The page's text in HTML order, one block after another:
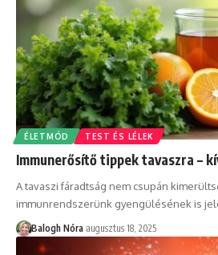
ÉLETMÓD TEST ÉS LÉLEK
Immunerősítő tippek tavaszra –
A tavaszi fáradtság nem csupán
immunrendszerünk gyengülésének is
Balogh Nóra augusztus 18, 2025